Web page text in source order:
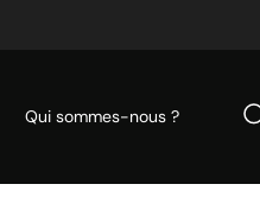
Qui sommes-nous ?